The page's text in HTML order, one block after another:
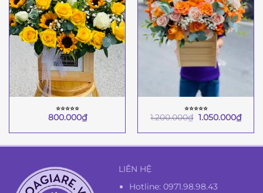
⭐︎⭐︎⭐︎⭐︎⭐︎
800.000₫
⭐︎⭐︎⭐︎⭐︎⭐︎
1.200.000₫ Giá
là:
1.050.000₫Giá
hiện
tại
LIÊN HỆ
Hotline:0971.98.98.43